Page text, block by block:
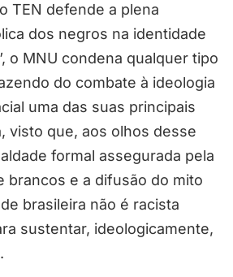
TEN defende a plena
dos negros na identidade
o MNU condena qualquer tipo
do combate à ideologia
uma das suas principais
visto que, aos olhos desse
formal assegurada pela
brancos e a difusão do mito
brasileira não é racista
sustentar, ideologicamente,